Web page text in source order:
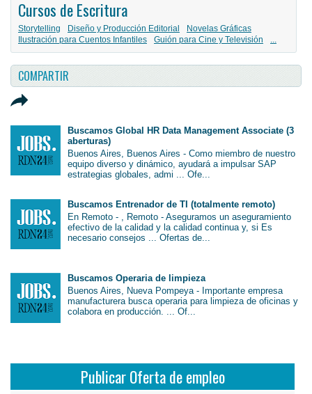
Cursos de Escritura
Storytelling Diseño y Producción Editorial
Novelas Gráficas
Ilustración para Cuentos Infantiles
Guión para Cine y Televisión ...
COMPARTIR
Buscamos Global HR Data Management Associate (3
aberturas)
Buenos Aires, Buenos Aires - Como miembro de nuestro
equipo diverso y dinámico, ayudará a impulsar SAP
estrategias globales, admi ... Ofe...
Buscamos Entrenador de TI (totalmente remoto)
En Remoto - , Remoto - Aseguramos un aseguramiento
efectivo de la calidad y la calidad continua y, si Es
necesario consejos ... Ofertas de...
Buscamos Operaria de limpieza
Buenos Aires, Nueva Pompeya - Importante empresa
manufacturera busca operaria para limpieza de oficinas y
colabora en producción. ... Of...
Publicar Oferta de empleo